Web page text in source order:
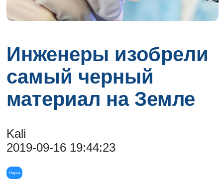
Инженеры изобрели
самый черный
материал на Земле
Kali
2019-09-16 19:44:23
Наука